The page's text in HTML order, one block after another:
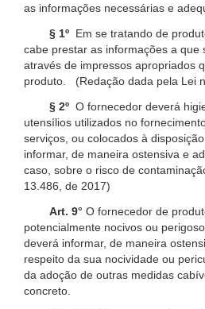
as informações necessárias e
§ 1º Em se tratando de
cabe prestar as informações a que
através de impressos apropriados
produto. (Redação dada pela Lei
§ 2º O fornecedor deverá
utensílios utilizados no
serviços, ou colocados à
informar, de maneira ostensiva e
caso, sobre o risco de
13.486, de 2017)
Art. 9° O fornecedor de
potencialmente nocivos ou
deverá informar, de maneira
respeito da sua nocividade ou
da adoção de outras medidas
concreto.